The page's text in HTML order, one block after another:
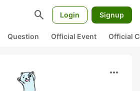
search Login Signup
Question Official Event Official
more_horiz